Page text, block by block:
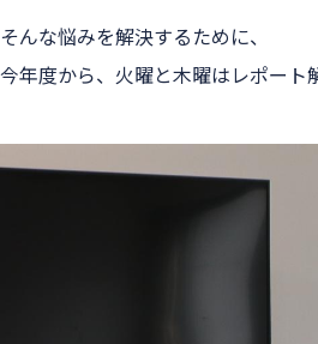
そんな悩みを解決するために、
今年度から、火曜と木曜はレポート